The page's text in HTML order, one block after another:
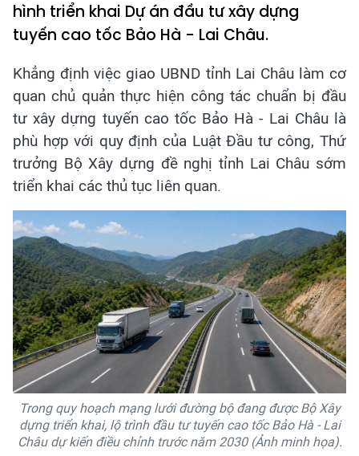
hình triển khai Dự án đầu tư xây dựng
tuyến cao tốc Bảo Hà - Lai Châu.
Khẳng định việc giao UBND tỉnh Lai Châu làm cơ
quan chủ quản thực hiện công tác chuẩn bị đầu
tư xây dựng tuyến cao tốc Bảo Hà - Lai Châu là
phù hợp với quy định của Luật Đầu tư công, Thứ
trưởng Bộ Xây dựng đề nghị tỉnh Lai Châu sớm
triển khai các thủ tục liên quan.
Trong quy hoạch mạng lưới đường bộ đang được Bộ Xây
dựng triển khai, lộ trình đầu tư tuyến cao tốc Bảo Hà - Lai
Châu dự kiến điều chỉnh trước năm 2030 (Ảnh minh họa).